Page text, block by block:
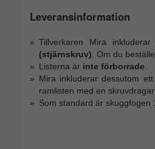
Leveransinformation
Tillverkaren Mira
(stjärnskruv) . Om du
Listerna är inte förborrade
Mira inkluderar dessutom ett
ramlisten med en
Som standard är skuggfogen